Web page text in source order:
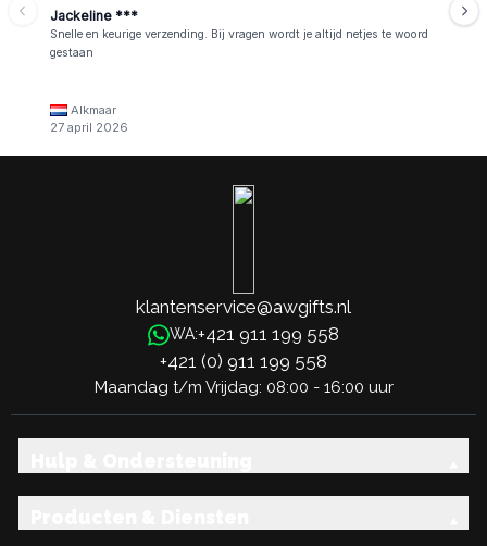
Jackeline ***
Snelle en keurige verzending. Bij vragen wordt je altijd netjes te woord
gestaan
Alkmaar
27 april 2026
klantenservice@awgifts.nl
WA:+421 911 199 558
+421 (0) 911 199 558
Maandag t/m Vrijdag: 08:00 - 16:00 uur